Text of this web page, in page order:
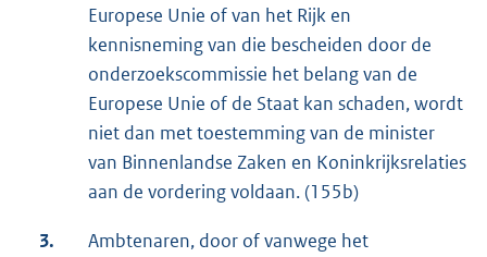
Europese Unie of van het Rijk en
kennisneming van die bescheiden door de
onderzoekscommissie het belang van de
Europese Unie of de Staat kan schaden, wordt
niet dan met toestemming van de minister
van Binnenlandse Zaken en Koninkrijksrelaties
aan de vordering voldaan. (155b)
3.
Ambtenaren, door of vanwege het